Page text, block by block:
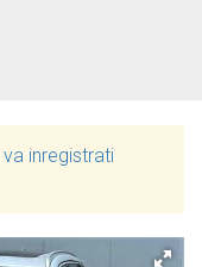
va inregistrati